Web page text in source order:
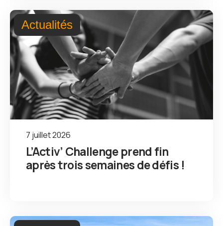
Actualités
7 juillet 2026
L’Activ’ Challenge prend fin
après trois semaines de défis !